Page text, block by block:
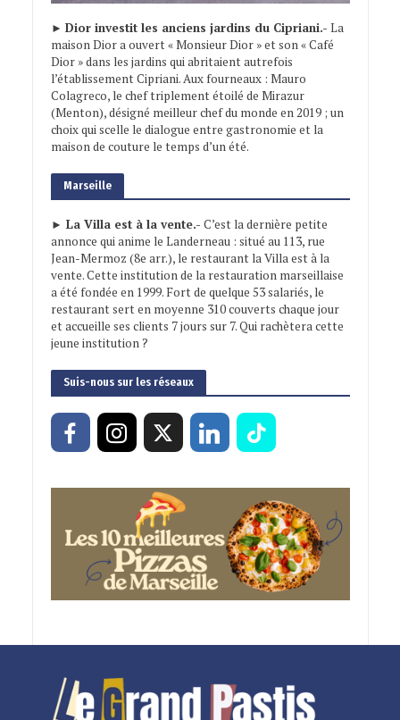
► Dior investit les anciens jardins du Cipriani.- La
maison Dior a ouvert « Monsieur Dior » et son « Café
Dior » dans les jardins qui abritaient autrefois
l’établissement Cipriani. Aux fourneaux : Mauro
Colagreco, le chef triplement étoilé de Mirazur
(Menton), désigné meilleur chef du monde en 2019 ; un
choix qui scelle le dialogue entre gastronomie et la
maison de couture le temps d’un été.
Marseille
► La Villa est à la vente.- C’est la dernière petite
annonce qui anime le Landerneau : situé au 113, rue
Jean-Mermoz (8e arr.), le restaurant la Villa est à la
vente. Cette institution de la restauration marseillaise
a été fondée en 1999. Fort de quelque 53 salariés, le
restaurant sert en moyenne 310 couverts chaque jour
et accueille ses clients 7 jours sur 7. Qui rachètera cette
jeune institution ?
Suis-nous sur les réseaux